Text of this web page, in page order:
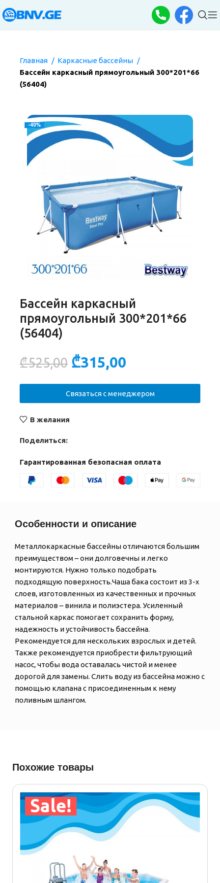
Главная
Каркасные бассейны
Бассейн каркасный прямоугольный 300*201*66
(56404)
-40%
Бассейн каркасный
прямоугольный 300*201*66
(56404)
₾525,00 ₾315,00
Связаться с менеджером
В желания
Поделиться:
Гарантированная безопасная оплата
Особенности и описание
Металлокаркасные бассейны отличаются большим
преимуществом – они долговечны и легко
монтируются. Нужно только подобрать
подходящую поверхность.Чаша бака состоит из 3-х
слоев, изготовленных из качественных и прочных
материалов – винила и полиэстера. Усиленный
стальной каркас помогает сохранить форму,
надежность и устойчивость бассейна.
Рекомендуется для нескольких взрослых и детей.
Также рекомендуется приобрести фильтрующий
насос, чтобы вода оставалась чистой и менее
дорогой для замены. Слить воду из бассейна можно с
помощью клапана с присоединенным к нему
поливным шлангом.
Похожие товары
Sale!